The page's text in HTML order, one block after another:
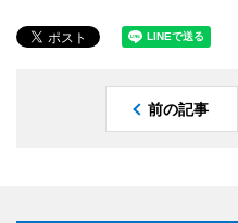
前の記事